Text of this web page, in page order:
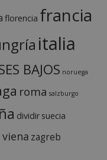
florencia francia
italia
BAJOS noruega
roma salzburgo
dividir suecia
viena zagreb